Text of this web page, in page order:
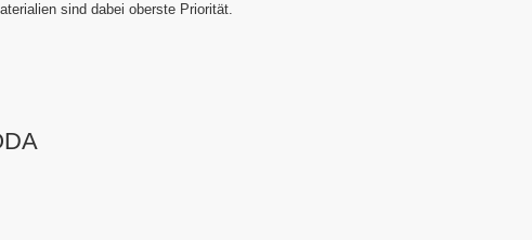
sind dabei oberste Priorität.